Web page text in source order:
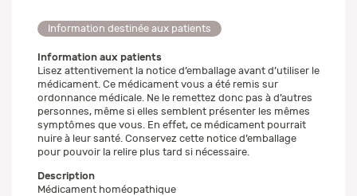
Information destinée aux patients
Information aux patients
Lisez attentivement la notice d’emballage avant d’utiliser le
médicament. Ce médicament vous a été remis sur
ordonnance médicale. Ne le remettez donc pas à d’autres
personnes, même si elles semblent présenter les mêmes
symptômes que vous. En effet, ce médicament pourrait
nuire à leur santé. Conservez cette notice d’emballage
pour pouvoir la relire plus tard si nécessaire.
Description
Médicament homéopathique